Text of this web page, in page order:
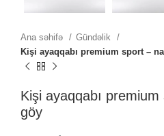
Ana səhifə
Gündəlik
Kişi ayaqqabı premium sport –
Kişi ayaqqabı
göy